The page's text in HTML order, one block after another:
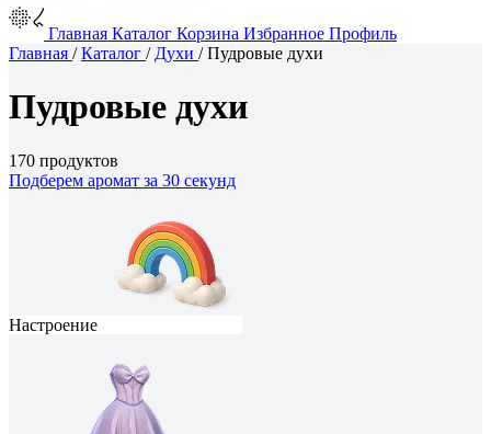
Главная Каталог Корзина Избранное Профиль
Главная /Каталог / Духи /Пудровые духи
Пудровые духи
170 продуктов
Подберем аромат за 30 секунд
Настроение